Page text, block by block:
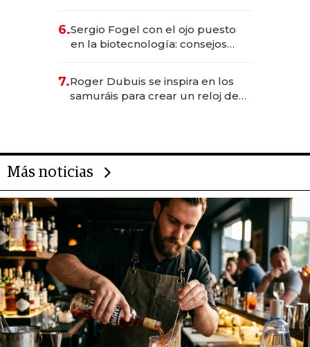
6.Sergio Fogel con el ojo puesto
en la biotecnología: consejos
rol de la IA
7.Roger Dubuis se inspira en los
samuráis para crear un reloj de
Más noticias